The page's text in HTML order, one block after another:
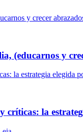
(educarnos y
críticas: la